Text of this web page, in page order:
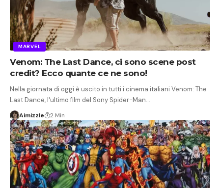
MARVEL
Venom: The Last Dance, ci sono scene post
credit? Ecco quante ce ne sono!
Nella giornata di oggi è uscito in tutti i cinema italiani Venom: The
Last Dance, l'ultimo film del Sony Spider-Man…
Aimizzle 2 Min